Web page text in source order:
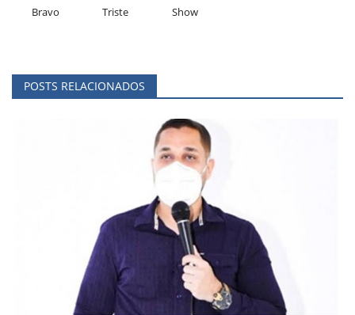
Bravo Triste Show
POSTS RELACIONADOS